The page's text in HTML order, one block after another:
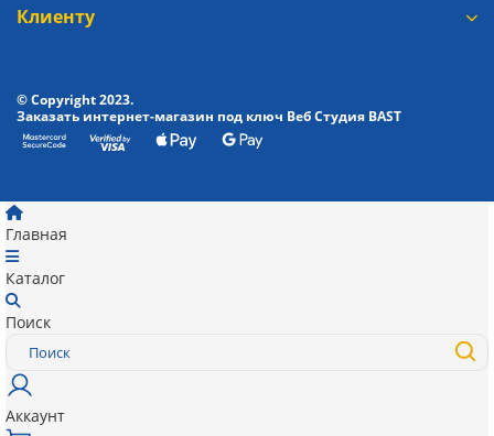
Клиенту
© Copyright 2023.
Заказать интернет-магазин под ключ Веб Студия BAST
Главная
Каталог
Поиск
Аккаунт